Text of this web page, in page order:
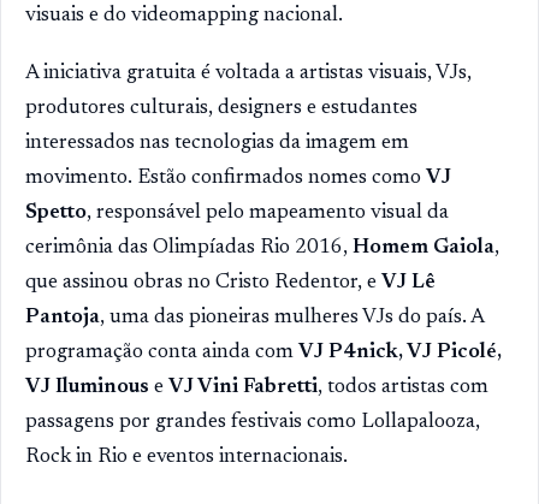
visuais e do videomapping nacional.
A iniciativa gratuita é voltada a artistas visuais, VJs,
produtores culturais, designers e estudantes
interessados nas tecnologias da imagem em
movimento. Estão confirmados nomes como VJ
Spetto, responsável pelo mapeamento visual da
cerimônia das Olimpíadas Rio 2016, Homem Gaiola,
que assinou obras no Cristo Redentor, e VJ Lê
Pantoja, uma das pioneiras mulheres VJs do país. A
programação conta ainda com VJ P4nick, VJ Picolé,
VJ Iluminous e VJ Vini Fabretti, todos artistas com
passagens por grandes festivais como Lollapalooza,
Rock in Rio e eventos internacionais.